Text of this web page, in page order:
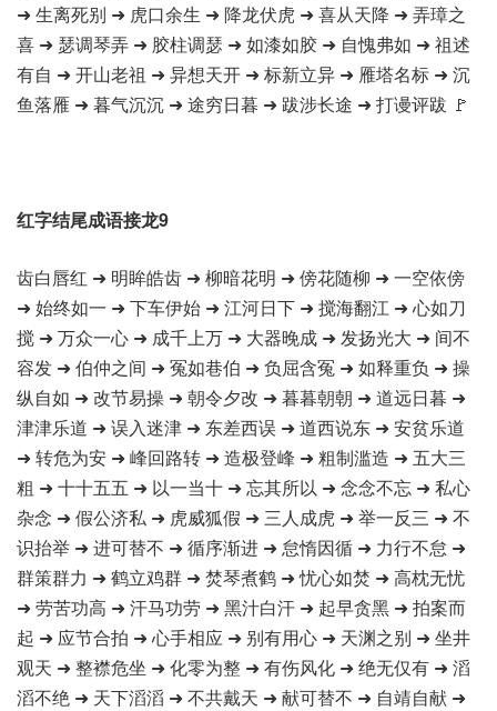
➜ 生离死别 ➜ 虎口余生 ➜ 降龙伏虎 ➜ 喜从天降 ➜ 弄璋之
喜 ➜ 瑟调琴弄 ➜ 胶柱调瑟 ➜ 如漆如胶 ➜ 自愧弗如 ➜ 祖述
有自 ➜ 开山老祖 ➜ 异想天开 ➜ 标新立异 ➜ 雁塔名标 ➜ 沉
鱼落雁 ➜ 暮气沉沉 ➜ 途穷日暮 ➜ 跋涉长途 ➜ 打谩评跋 🚩
红字结尾成语接龙9
齿白唇红 ➜ 明眸皓齿 ➜ 柳暗花明 ➜ 傍花随柳 ➜ 一空依傍
➜ 始终如一 ➜ 下车伊始 ➜ 江河日下 ➜ 搅海翻江 ➜ 心如刀
搅 ➜ 万众一心 ➜ 成千上万 ➜ 大器晚成 ➜ 发扬光大 ➜ 间不
容发 ➜ 伯仲之间 ➜ 冤如巷伯 ➜ 负屈含冤 ➜ 如释重负 ➜ 操
纵自如 ➜ 改节易操 ➜ 朝令夕改 ➜ 暮暮朝朝 ➜ 道远日暮 ➜
津津乐道 ➜ 误入迷津 ➜ 东差西误 ➜ 道西说东 ➜ 安贫乐道
➜ 转危为安 ➜ 峰回路转 ➜ 造极登峰 ➜ 粗制滥造 ➜ 五大三
粗 ➜ 十十五五 ➜ 以一当十 ➜ 忘其所以 ➜ 念念不忘 ➜ 私心
杂念 ➜ 假公济私 ➜ 虎威狐假 ➜ 三人成虎 ➜ 举一反三 ➜ 不
识抬举 ➜ 进可替不 ➜ 循序渐进 ➜ 怠惰因循 ➜ 力行不怠 ➜
群策群力 ➜ 鹤立鸡群 ➜ 焚琴煮鹤 ➜ 忧心如焚 ➜ 高枕无忧
➜ 劳苦功高 ➜ 汗马功劳 ➜ 黑汁白汗 ➜ 起早贪黑 ➜ 拍案而
起 ➜ 应节合拍 ➜ 心手相应 ➜ 别有用心 ➜ 天渊之别 ➜ 坐井
观天 ➜ 整襟危坐 ➜ 化零为整 ➜ 有伤风化 ➜ 绝无仅有 ➜ 滔
滔不绝 ➜ 天下滔滔 ➜ 不共戴天 ➜ 献可替不 ➜ 自靖自献 ➜